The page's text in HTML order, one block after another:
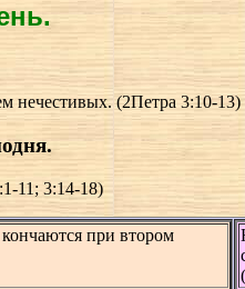
нечестивых. (2Петра 3:10-13)
11; 3:14-18)
при втором